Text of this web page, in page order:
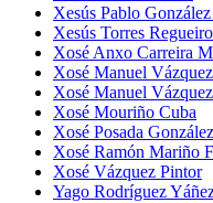
Xesús Pablo
Xesús Torres Regueiro
Xosé Anxo Carreira
Xosé Manuel
Xosé Manuel
Xosé Mouriño Cuba
Xosé Posada González
Xosé Ramón Mariño
Xosé Vázquez Pintor
Yago Rodríguez